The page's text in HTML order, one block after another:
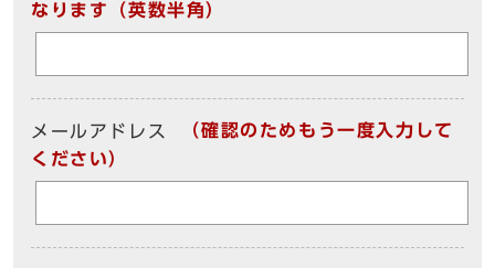
なります（英数半角）
メールアドレス
（確認のためもう一度入力して
ください）